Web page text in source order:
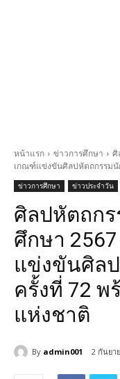
หน้าแรก ข่าวการศึกษา
ศิ
เกณฑ์แข่งขันศิลปหัตถกรรมนั
ข่าวการศึกษา ข่าวประจำวัน
ศิลปหัตถกร
ศึกษา
แข่งขันศิล
ครั้งที่ 72 พ
แห่งชาติ
By admin001 2 กันยา